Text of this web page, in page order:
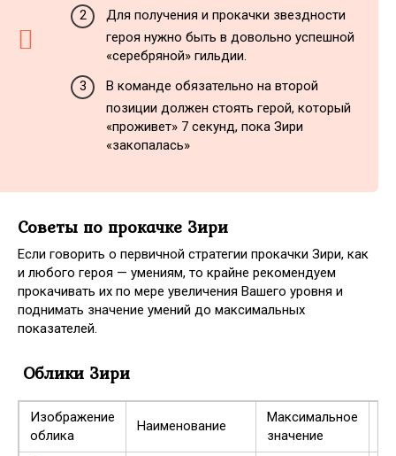
Для получения и прокачки звездности
героя нужно быть в довольно успешной
«серебряной» гильдии.
В команде обязательно на второй
позиции должен стоять герой, который
«проживет» 7 секунд, пока Зири
«закопалась»
Советы по прокачке Зири
Если говорить о первичной стратегии прокачки Зири, как
и любого героя — умениям, то крайне рекомендуем
прокачивать их по мере увеличения Вашего уровня и
поднимать значение умений до максимальных
показателей.
Облики Зири
Изображение
облика
Наименование
Максимальное
значение